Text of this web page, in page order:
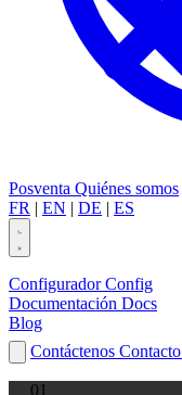
Posventa Quiénes somos
FR | EN | DE | ES
Configurador Config
Documentación Docs
Blog
Contáctenos Contacto
01